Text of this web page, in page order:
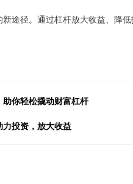
途径。通过杠杆放大收益、降
你轻松撬动财富杠杆
投资，放大收益